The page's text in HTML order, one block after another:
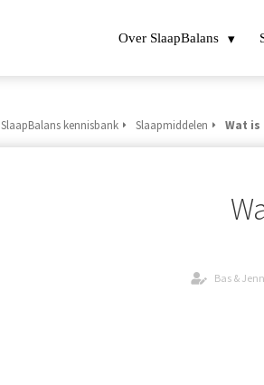
Over SlaapBalans
SlaapBalans kennisbank Slaapmiddelen Wat is
Bas &